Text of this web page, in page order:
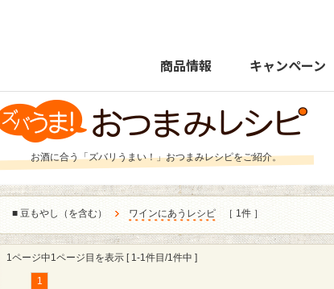
商品情報 キャンペーン
お酒に合う「ズバリうまい！」おつまみレシピをご紹介。
■ 豆もやし（を含む） ワインにあうレシピ ［ 1件 ］
1ページ中1ページ目を表示 [ 1-1件目/1件中 ]
1